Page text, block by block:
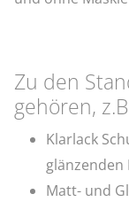
Zu den
gehören,
Klarlack
glänzenden
Matt- und